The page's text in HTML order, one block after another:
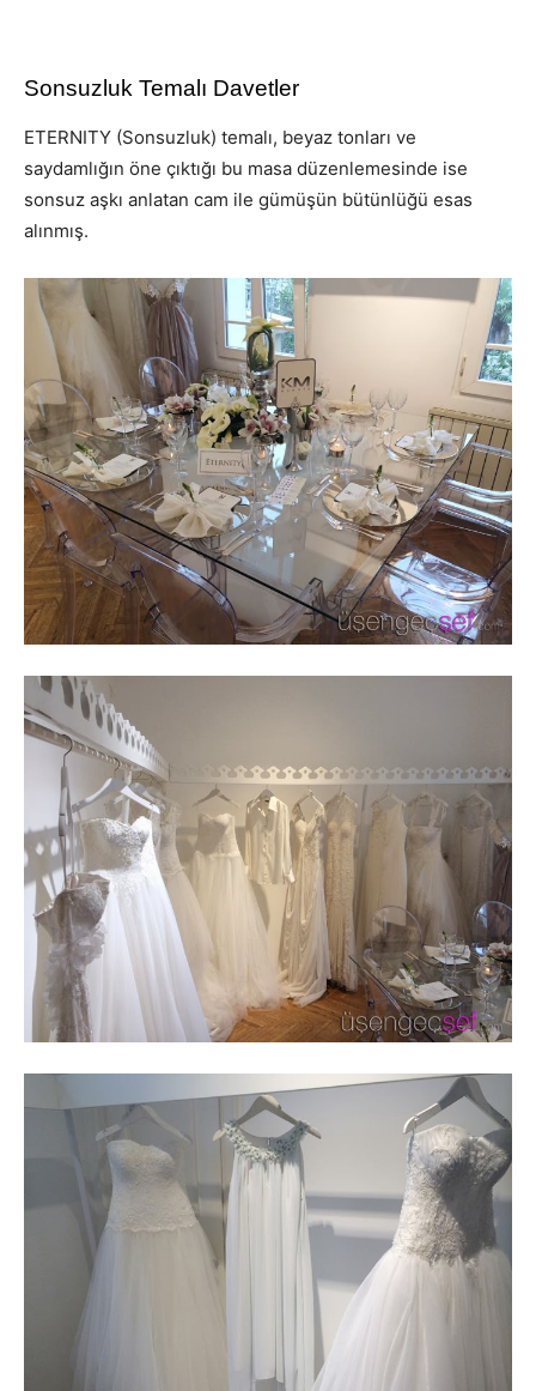
Sonsuzluk Temalı Davetler
ETERNITY (Sonsuzluk) temalı, beyaz tonları ve
saydamlığın öne çıktığı bu masa düzenlemesinde ise
sonsuz aşkı anlatan cam ile gümüşün bütünlüğü esas
alınmış.